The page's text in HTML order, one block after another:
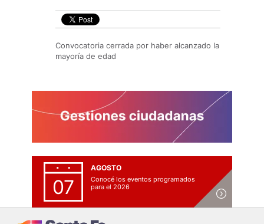
Convocatoria cerrada por haber alcanzado la
mayoría de edad
07
AGOSTO
Conocé los eventos programados
para el 2026